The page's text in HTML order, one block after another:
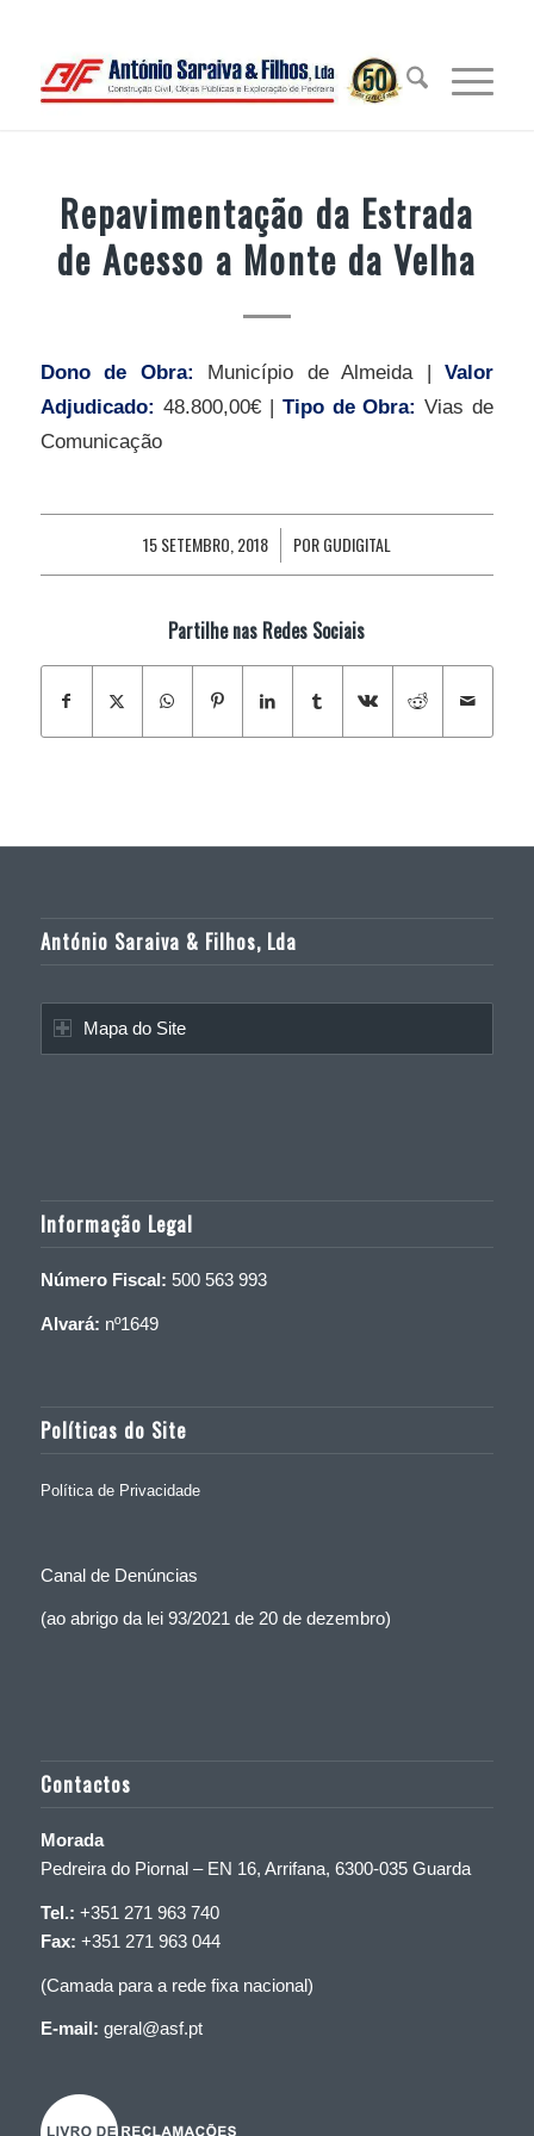
Repavimentação da Estrada
de Acesso a Monte da Velha
Dono de Obra: Município de Almeida |Valor
Adjudicado: 48.800,00€ | Tipo de Obra:Vias de
Comunicação
15 SETEMBRO, 2018
/ PORGUDIGITAL
Partilhe nas Redes Sociais
António Saraiva & Filhos, Lda
Mapa do Site
Informação Legal
Número Fiscal: 500 563 993
Alvará: nº1649
Políticas do Site
Política de Privacidade
Canal de Denúncias
(ao abrigo da lei 93/2021 de 20 de dezembro)
Contactos
Morada
Pedreira do Piornal – EN 16, Arrifana, 6300-035 Guarda
Tel.: +351 271 963 740
Fax: +351 271 963 044
(Camada para a rede fixa nacional)
E-mail: geral@asf.pt